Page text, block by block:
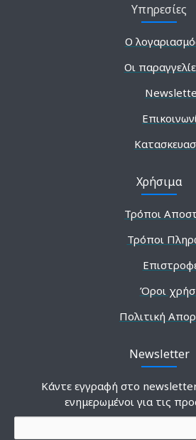
Υπηρεσίες
Ο
Οι
Χρήσιμα
Τρόποι
Τρόποι
Όροι
Πολιτική
Newsletter
Κάντε εγγραφή στο newsletter
ενημερωμένοι για τις